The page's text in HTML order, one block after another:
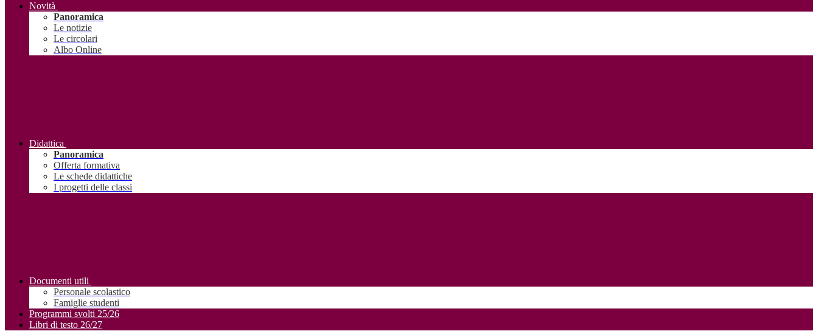
Novità
Panoramica
Le notizie
Le circolari
Albo Online
Didattica
Panoramica
Offerta formativa
Le schede didattiche
I progetti delle classi
Documenti utili
Personale scolastico
Famiglie studenti
Programmi svolti 25/26
Libri di testo 26/27